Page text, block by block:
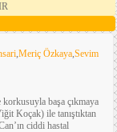
,Meriç Özkaya,Sevim
başa çıkmaya
Koçak) ile tanıştıktan
ciddi hastal